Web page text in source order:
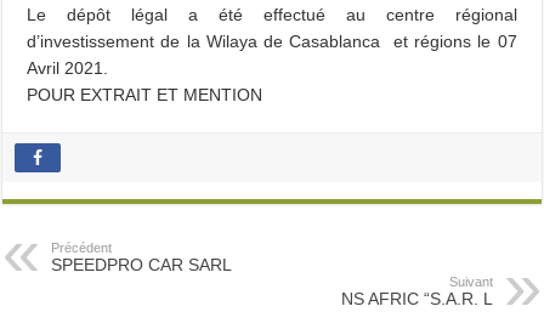
Le dépôt légal a été effectué au centre régional
d’investissement de la Wilaya de Casablanca et régions le 07
Avril 2021.
POUR EXTRAIT ET MENTION
Précédent
SPEEDPRO CAR SARL
Suivant
NS AFRIC “S.A.R. L